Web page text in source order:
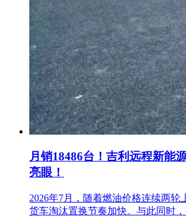
月销18486台！吉利远程新能
亮眼！
2026年7月，随着燃油价格连续两轮
货车淘汰置换节奏加快。与此同时